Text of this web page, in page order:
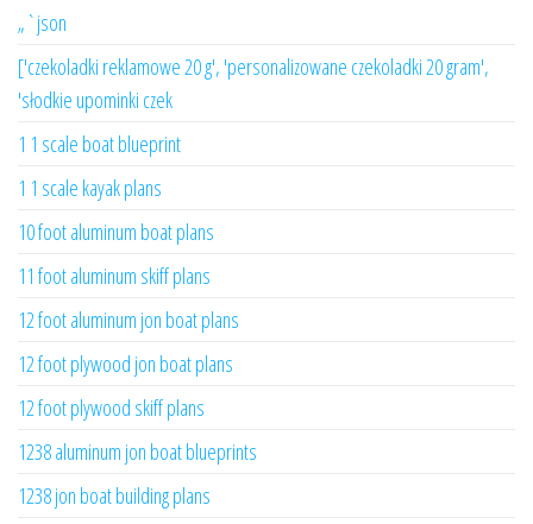
„`json
['czekoladki reklamowe 20 g', 'personalizowane czekoladki 20 gram',
'słodkie upominki czek
1 1 scale boat blueprint
1 1 scale kayak plans
10 foot aluminum boat plans
11 foot aluminum skiff plans
12 foot aluminum jon boat plans
12 foot plywood jon boat plans
12 foot plywood skiff plans
1238 aluminum jon boat blueprints
1238 jon boat building plans